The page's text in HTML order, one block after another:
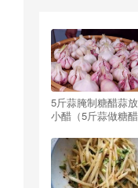
5斤蒜腌制糖醋蒜
小醋（5斤蒜做糖醋